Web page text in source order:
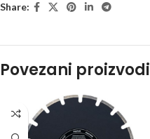
Share:
Povezani proizvodi